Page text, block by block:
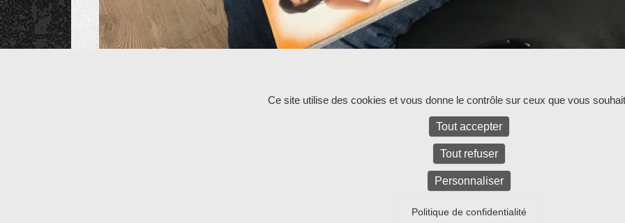
Ce site utilise des cookies et vous donne le contrôle sur ceux que vous
Tout accepter
Tout refuser
Personnaliser
Politique de confidentialité